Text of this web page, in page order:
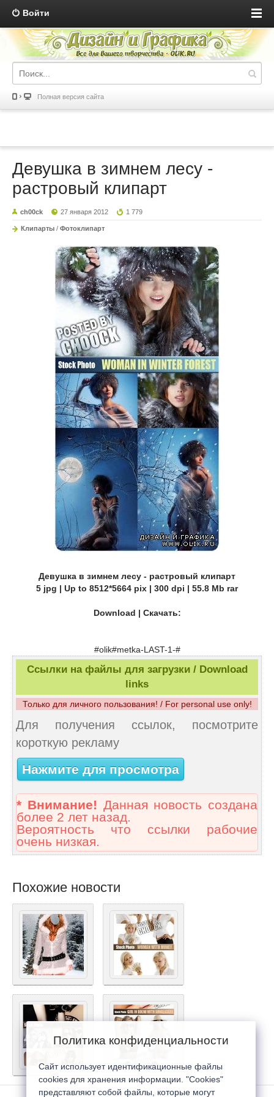
Войти
Полная версия сайта
Девушка в зимнем лесу -
растровый клипарт
ch00ck 27 января 2012 1 779
Клипарты / Фотоклипарт
Девушка в зимнем лесу - растровый клипарт
5 jpg | Up to 8512*5664 pix | 300 dpi | 55.8 Mb rar
Download | Скачать:
#olik#metka-LAST-1-#
Ссылки на файлы для загрузки / Download
links
Только для личного пользования! / For personal use only!
Для получения ссылок, посмотрите
короткую рекламу
Нажмите для просмотра
* Внимание! Данная новость создана
более 2 лет назад.
Вероятность что ссылки рабочие
очень низкая.
Похожие новости
Политика конфиденциальности
Сайт использует идентификационные файлы
cookies для хранения информации. "Cookies"
представляют собой файлы, которые могут